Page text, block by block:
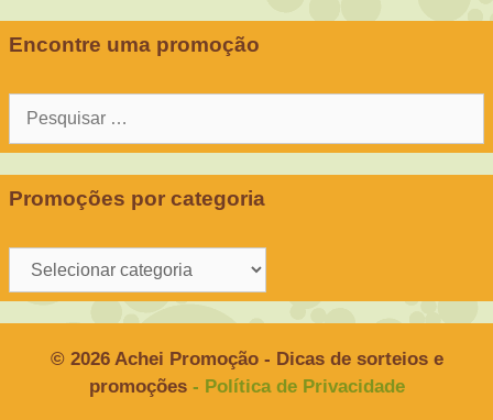
Encontre uma promoção
Promoções por categoria
Promoções
por
© 2026 Achei Promoção - Dicas de sorteios e
promoções - Política de Privacidade